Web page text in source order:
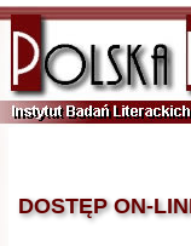
DOSTĘP ON-